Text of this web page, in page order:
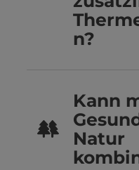
n?
Kann
Natur